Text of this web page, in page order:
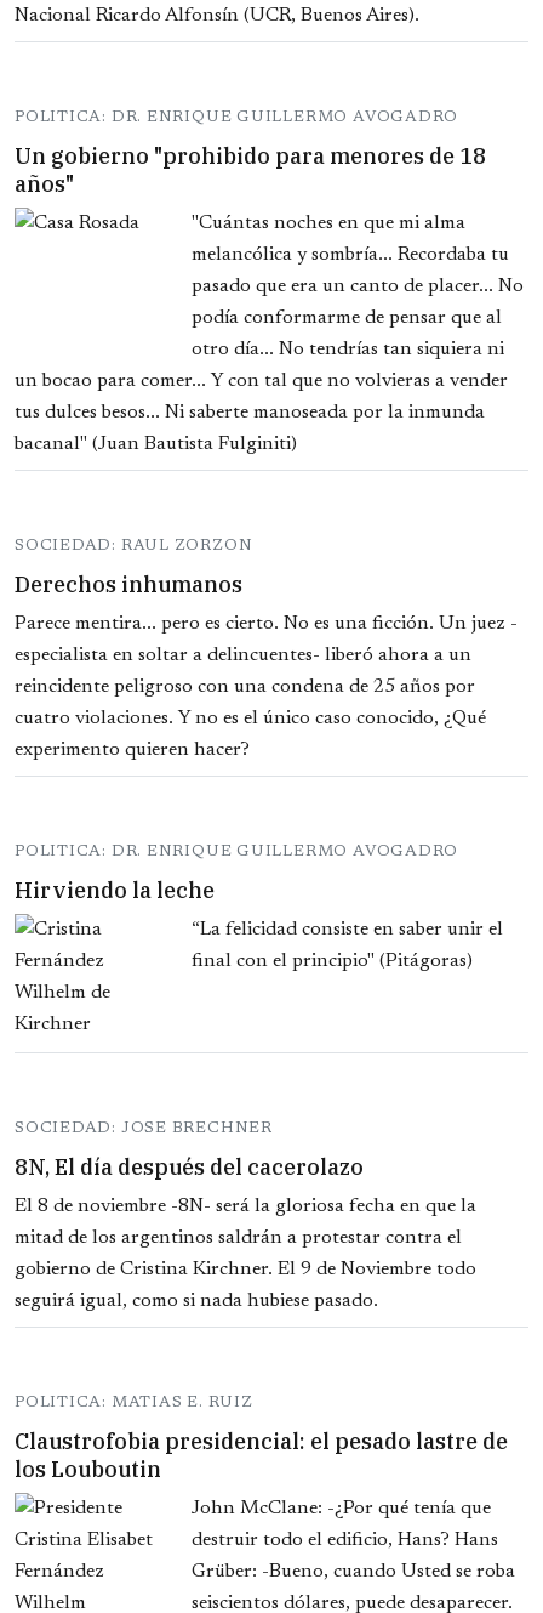
Nacional Ricardo Alfonsín (UCR, Buenos Aires).
POLITICA: DR. ENRIQUE GUILLERMO AVOGADRO
Un gobierno "prohibido para menores de 18
años"
"Cuántas noches en que mi alma
melancólica y sombría... Recordaba tu
pasado que era un canto de placer... No
podía conformarme de pensar que al
otro día... No tendrías tan siquiera ni
un bocao para comer... Y con tal que no volvieras a vender
tus dulces besos... Ni saberte manoseada por la inmunda
bacanal" (Juan Bautista Fulginiti)
SOCIEDAD: RAUL ZORZON
Derechos inhumanos
Parece mentira... pero es cierto. No es una ficción. Un juez -
especialista en soltar a delincuentes- liberó ahora a un
reincidente peligroso con una condena de 25 años por
cuatro violaciones. Y no es el único caso conocido, ¿Qué
experimento quieren hacer?
POLITICA: DR. ENRIQUE GUILLERMO AVOGADRO
Hirviendo la leche
“La felicidad consiste en saber unir el
final con el principio" (Pitágoras)
SOCIEDAD: JOSE BRECHNER
8N, El día después del cacerolazo
El 8 de noviembre -8N- será la gloriosa fecha en que la
mitad de los argentinos saldrán a protestar contra el
gobierno de Cristina Kirchner. El 9 de Noviembre todo
seguirá igual, como si nada hubiese pasado.
POLITICA: MATIAS E. RUIZ
Claustrofobia presidencial: el pesado lastre de
los Louboutin
John McClane: -¿Por qué tenía que
destruir todo el edificio, Hans? Hans
Grüber: -Bueno, cuando Usted se roba
seiscientos dólares, puede desaparecer.